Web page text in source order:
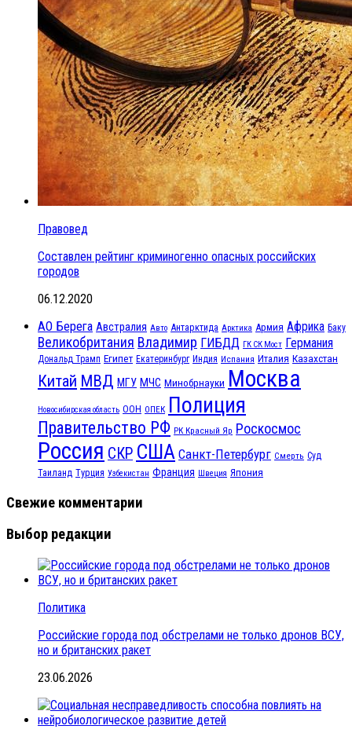
Правовед
Составлен рейтинг криминогенно опасных российских
городов
06.12.2020
АО Берега Австралия Авто Антарктида Арктика Армия Африка Баку
Великобритания Владимир ГИБДД ГК СК Мост Германия
Дональд Трамп Египет Екатеринбург Индия Испания Италия Казахстан
Китай МВД МГУ МЧС Минобрнауки Москва
Новосибирская область ООН ОПЕК Полиция
Правительство РФ РК Красный Яр Роскосмос
Россия СКР США Санкт-Петербург Смерть Суд
Таиланд Турция Узбекистан Франция Швеция Япония
Свежие комментарии
Выбор редакции
Политика
Российские города под обстрелами не только дронов ВСУ,
но и британских ракет
23.06.2026